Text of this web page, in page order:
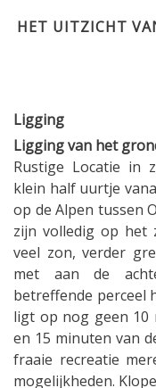
HET UITZICHT
Ligging
Ligging van het
Rustige Locatie in
klein half uurtje
op de Alpen tussen
zijn volledig op het
veel zon, verder
met aan de
betreffende perceel
ligt op nog geen 10
en 15 minuten van
fraaie recreatie
mogelijkheden.